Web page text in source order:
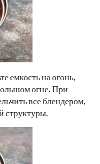
емкость на огонь,
огне. При
все блендером,
структуры.